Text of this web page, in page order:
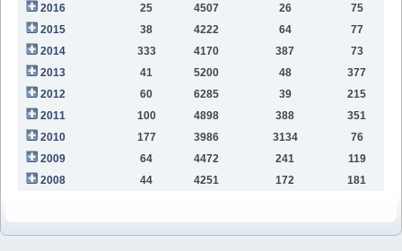
2016
25 4507 26
75
2015
38 4222 64
77
2014
333 4170 387
73
2013
41 5200 48
377
2012
60 6285 39
215
2011
100 4898 388
351
2010
177 3986 3134
76
2009
64 4472 241
119
2008
44 4251 172 181